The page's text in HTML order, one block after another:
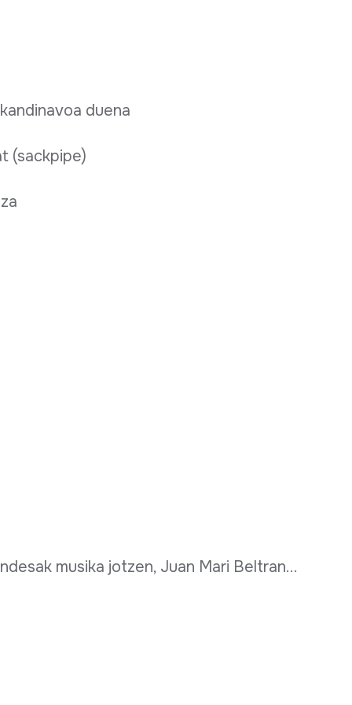
duena
(sackpipe)
musika jotzen, Juan Mari Beltran...